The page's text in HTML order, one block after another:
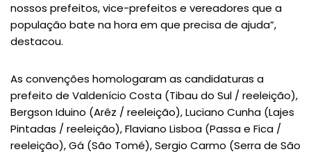
nossos prefeitos, vice-prefeitos e vereadores que a
população bate na hora em que precisa de ajuda”,
destacou.
As convenções homologaram as candidaturas a
prefeito de Valdenício Costa (Tibau do Sul / reeleição),
Bergson Iduino (Arêz / reeleição), Luciano Cunha (Lajes
Pintadas / reeleição), Flaviano Lisboa (Passa e Fica /
reeleição), Gá (São Tomé), Sergio Carmo (Serra de São